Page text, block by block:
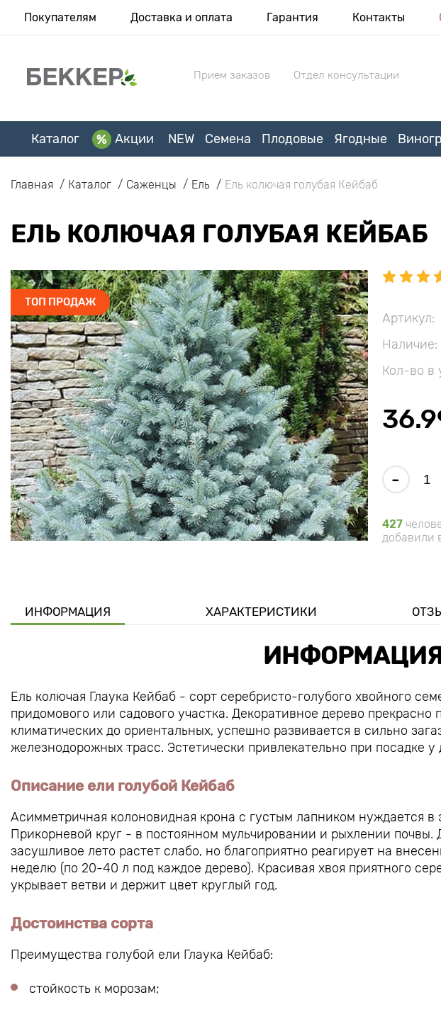
Покупателям Доставка и оплата Гарантия Контакты
Прием заказов Отдел консультации
Каталог Акции NEW Семена Плодовые Ягодные
Главная Каталог Саженцы Ель Ель колючая голубая Кейбаб
ЕЛЬ КОЛЮЧАЯ ГОЛУБАЯ КЕЙБАБ
ТОП ПРОДАЖ
Артикул:
Наличие:
Кол-во в
-
427
добавили
ИНФОРМАЦИЯ ХАРАКТЕРИСТИКИ
Ель колючая Глаука Кейбаб - сорт серебристо-голубого хвойного
придомового или садового участка. Декоративное дерево
климатических до ориентальных, успешно развивается в сильно
железнодорожных трасс. Эстетически привлекательно при посадке у
Описание ели голубой Кейбаб
Асимметричная колоновидная крона с густым лапником нуждается в
Прикорневой круг - в постоянном мульчировании и рыхлении почвы.
засушливое лето растет слабо, но благоприятно реагирует на
неделю (по 20-40 л под каждое дерево). Красивая хвоя приятного
укрывает ветви и держит цвет круглый год.
Достоинства сорта
Преимущества голубой ели Глаука Кейбаб:
стойкость к морозам;